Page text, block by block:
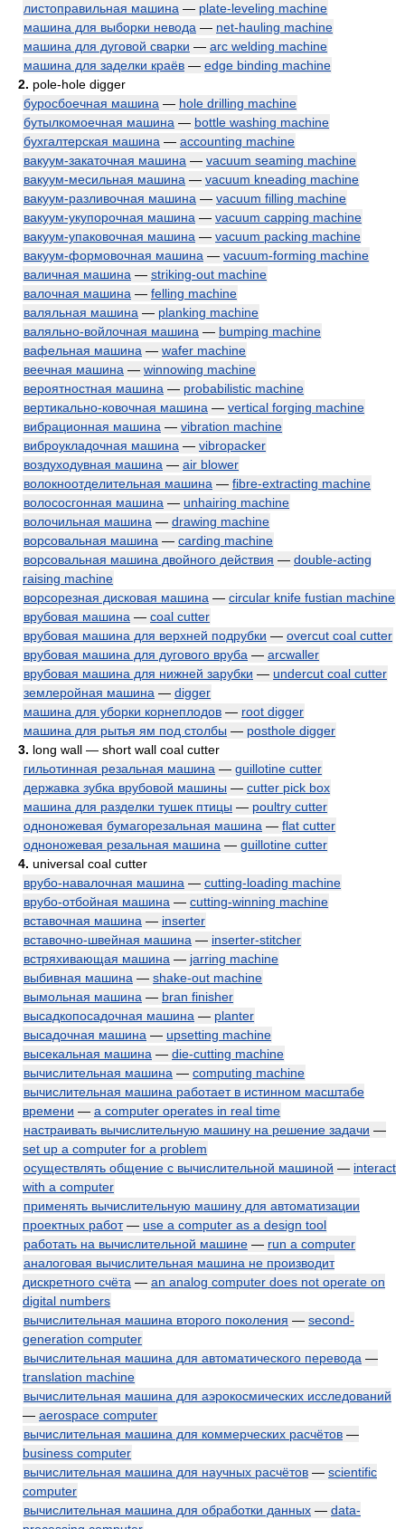
листоправильная машина — plate-leveling machine
машина для выборки невода — net-hauling machine
машина для дуговой сварки — arc welding machine
машина для заделки краёв — edge binding machine
2. pole-hole digger
буросбоечная машина — hole drilling machine
бутылкомоечная машина — bottle washing machine
бухгалтерская машина — accounting machine
вакуум-закаточная машина — vacuum seaming machine
вакуум-месильная машина — vacuum kneading machine
вакуум-разливочная машина — vacuum filling machine
вакуум-укупорочная машина — vacuum capping machine
вакуум-упаковочная машина — vacuum packing machine
вакуум-формовочная машина — vacuum-forming machine
валичная машина — striking-out machine
валочная машина — felling machine
валяльная машина — planking machine
валяльно-войлочная машина — bumping machine
вафельная машина — wafer machine
веечная машина — winnowing machine
вероятностная машина — probabilistic machine
вертикально-ковочная машина — vertical forging machine
вибрационная машина — vibration machine
виброукладочная машина — vibropacker
воздуходувная машина — air blower
волокноотделительная машина — fibre-extracting machine
волососгонная машина — unhairing machine
волочильная машина — drawing machine
ворсовальная машина — carding machine
ворсовальная машина двойного действия — double-acting
raising machine
ворсорезная дисковая машина — circular knife fustian machine
врубовая машина — coal cutter
врубовая машина для верхней подрубки — overcut coal cutter
врубовая машина для дугового вруба — arcwaller
врубовая машина для нижней зарубки — undercut coal cutter
землеройная машина — digger
машина для уборки корнеплодов — root digger
машина для рытья ям под столбы — posthole digger
3. long wall — short wall coal cutter
гильотинная резальная машина — guillotine cutter
державка зубка врубовой машины — cutter pick box
машина для разделки тушек птицы — poultry cutter
одноножевая бумагорезальная машина — flat cutter
одноножевая резальная машина — guillotine cutter
4. universal coal cutter
врубо-навалочная машина — cutting-loading machine
врубо-отбойная машина — cutting-winning machine
вставочная машина — inserter
вставочно-швейная машина — inserter-stitcher
встряхивающая машина — jarring machine
выбивная машина — shake-out machine
вымольная машина — bran finisher
высадкопосадочная машина — planter
высадочная машина — upsetting machine
высекальная машина — die-cutting machine
вычислительная машина — computing machine
вычислительная машина работает в истинном масштабе
времени — a computer operates in real time
настраивать вычислительную машину на решение задачи —
set up a computer for a problem
осуществлять общение с вычислительной машиной — interact
with a computer
применять вычислительную машину для автоматизации
проектных работ— use a computer as a design tool
работать на вычислительной машине — run a computer
аналоговая вычислительная машина не производит
дискретного счёта — an analog computer does not operate on
digital numbers
вычислительная машина второго поколения — second-
generation computer
вычислительная машина для автоматического перевода —
translation machine
вычислительная машина для аэрокосмических исследований
— aerospace computer
вычислительная машина для коммерческих расчётов —
business computer
вычислительная машина для научных расчётов — scientific
computer
вычислительная машина для обработки данных — data-